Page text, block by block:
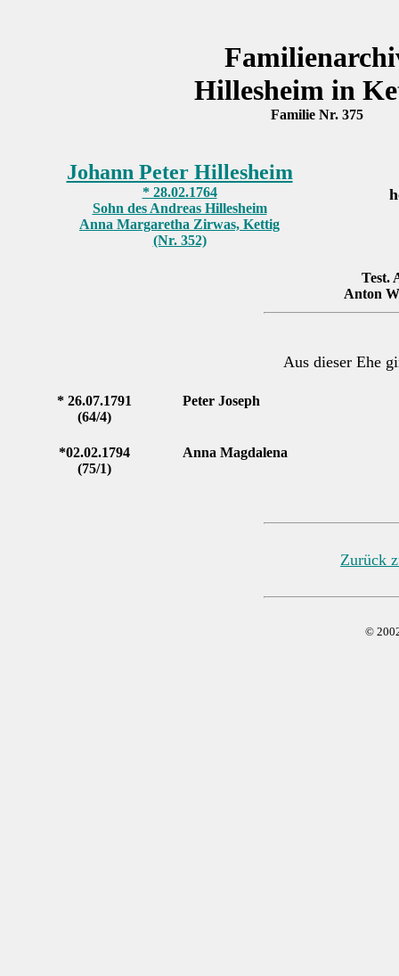
Hillesheim in
Familie Nr. 375
Johann Peter Hillesheim
* 28.02.1764
Sohn des Andreas Hillesheim
Anna Margaretha Zirwas, Kettig
(Nr. 352)
Test.
Anton
Aus dieser Ehe
* 26.07.1791
(64/4)
Peter Joseph
*02.02.1794
(75/1)
Anna Magdalena
Zurück
©